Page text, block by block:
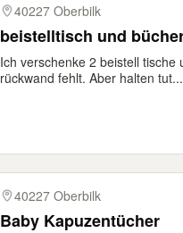
40227 Oberbilk
beistelltisch und
Ich verschenke 2 beistell
rückwand fehlt. Aber halten tut...
40227 Oberbilk
Baby Kapuzentücher